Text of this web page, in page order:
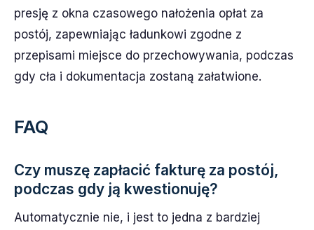
presję z okna czasowego nałożenia opłat za
postój, zapewniając ładunkowi zgodne z
przepisami miejsce do przechowywania, podczas
gdy cła i dokumentacja zostaną załatwione.
FAQ
Czy muszę zapłacić fakturę za postój,
podczas gdy ją kwestionuję?
Automatycznie nie, i jest to jedna z bardziej